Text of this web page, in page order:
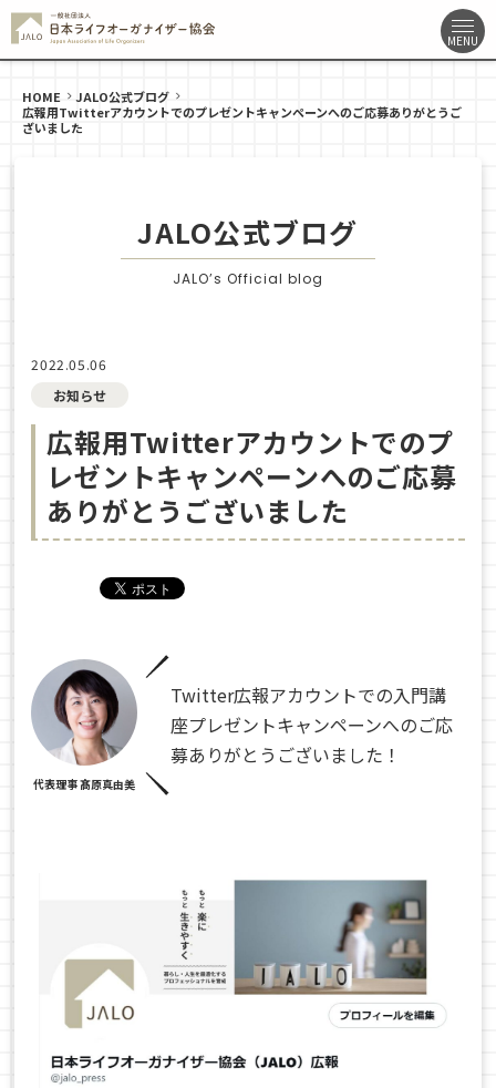
HOME
JALO公式ブログ
広報用Twitterアカウントでのプレゼントキャンペーンへのご応募ありがとうご
ざいました
JALO公式ブログ
JALO’s Official blog
2022.05.06
お知らせ
広報用Twitterアカウントでのプ
レゼントキャンペーンへのご応募
ありがとうございました
代表理事 髙原真由美
Twitter広報アカウントでの入門講
座プレゼントキャンペーンへのご応
募ありがとうございました！